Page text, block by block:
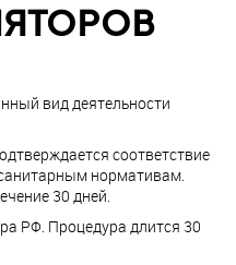
вид деятельности
соответствие
нормативам.
30 дней.
РФ. Процедура длится 30